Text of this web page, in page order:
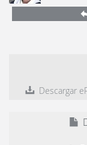
Descargar